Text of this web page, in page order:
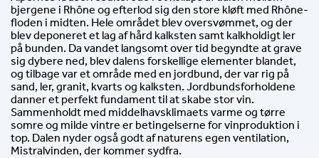
bjergene i Rhône og efterlod sig den store kløft med Rhône-
floden i midten. Hele området blev oversvømmet, og der
blev deponeret et lag af hård kalksten samt kalkholdigt ler
på bunden. Da vandet langsomt over tid begyndte at grave
sig dybere ned, blev dalens forskellige elementer blandet,
og tilbage var et område med en jordbund, der var rig på
sand, ler, granit, kvarts og kalksten. Jordbundsforholdene
danner et perfekt fundament til at skabe stor vin.
Sammenholdt med middelhavsklimaets varme og tørre
somre og milde vintre er betingelserne for vinproduktion i
top. Dalen nyder også godt af naturens egen ventilation,
Mistralvinden, der kommer sydfra.